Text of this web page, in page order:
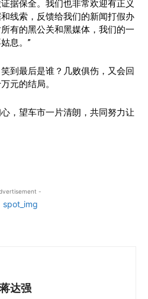
据保全。我们也非常欢迎有正义
线索，反馈给我们的新闻打假办
有的黑公关和黑媒体，我们的一
息。”
到最后是谁？几败俱伤，又会回
元的结局。
，望车市一片清朗，共同努力让
-
蒋达强